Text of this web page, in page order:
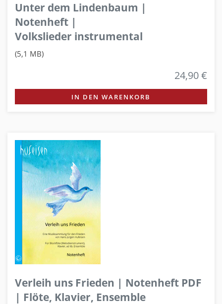
Unter dem Lindenbaum |
Notenheft |
Volkslieder instrumental
(5,1 MB)
24,90 €
IN DEN WARENKORB
Verleih uns Frieden | Notenheft PDF
| Flöte, Klavier, Ensemble